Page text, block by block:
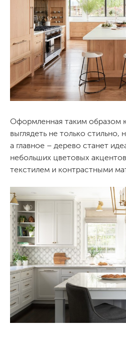
Оформленная таким образом
выглядеть не только
а главное – дерево станет
небольших цветовых
текстилем и контрастными